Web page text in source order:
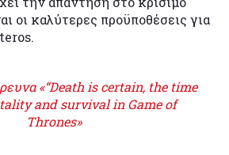
οι καλύτερες προϋποθέσεις για
«“Death is certain, the time
and survival in Game of
Thrones»